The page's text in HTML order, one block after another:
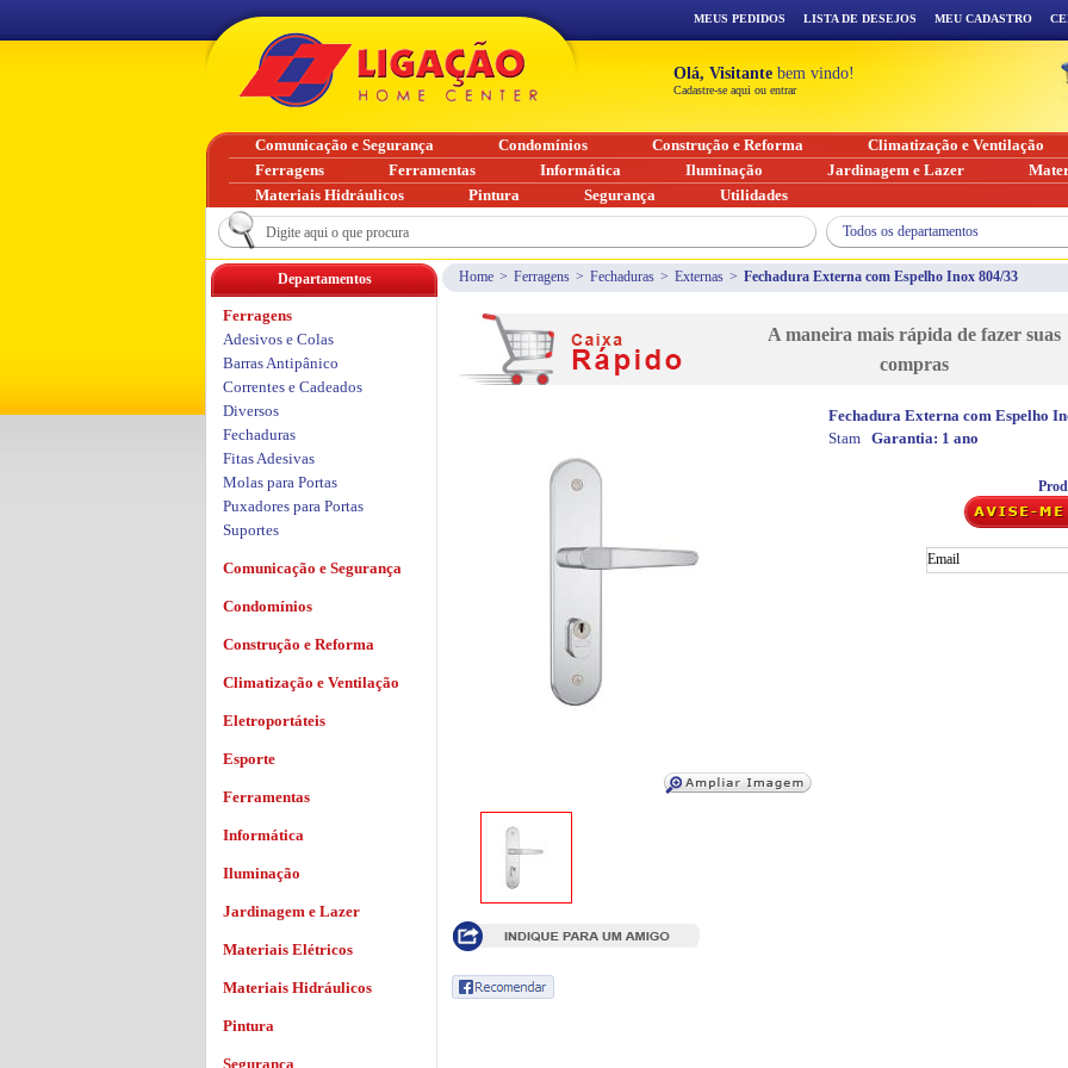
Home > Ferragens > Fechaduras > Externas > Fechadura Externa com Espelho Inox 804/33
A maneira mais rápida de fazer suas
compras
Fechadura Externa com Espelho
Stam Garantia: 1 ano
Departamentos
Ferragens
Adesivos e Colas
Barras Antipânico
Correntes e Cadeados
Diversos
Fechaduras
Fitas Adesivas
Molas para Portas
Puxadores para Portas
Suportes
Comunicação e Segurança
Condomínios
Construção e Reforma
Climatização e Ventilação
Eletroportáteis
Esporte
Ferramentas
Informática
Iluminação
Jardinagem e Lazer
Materiais Elétricos
Materiais Hidráulicos
Pintura
Segurança
MEUS PEDIDOS LISTA DE DESEJOS MEU CADASTRO
Olá, Visitante bem vindo!
Cadastre-se aqui ou entrar
Comunicação e Segurança Condomínios Construção e Reforma
Climatização e Ventilação
Ferragens
Ferramentas Informática Iluminação Jardinagem e Lazer
Materiais Hidráulicos
Pintura Segurança Utilidades
Todos os departamentos